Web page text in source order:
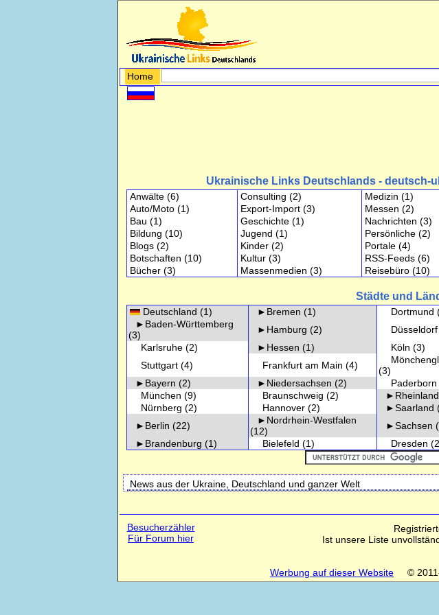
Home
Ukrainische Links Deutschlands - deutsch-
Anwälte (6) Consulting (2) Medizin (1)
Auto/Moto (1) Export-Import (3) Messen (2)
Bau (1) Geschichte (1) Nachrichten (3)
Bildung (10) Jugend (1) Persönliche (2)
Blogs (2) Kinder (2) Portale (4)
Botschaften (10) Kultur (3) RSS-Feeds (6)
Bücher (3) Massenmedien (3) Reisebüro (10)
Städte und
Deutschland (1) ►Bremen (1) Dortmund
►Baden-Württemberg
(3)
►Hamburg (2) Düsseldorf
Karlsruhe (2) ►Hessen (1) Köln (3)
Stuttgart (4) Frankfurt am Main (4)
(3)
►Bayern (2) ►Niedersachsen (2) Paderborn
München (9) Braunschweig (2)
Nürnberg (2) Hannover (2) ►Saarland
►Berlin (22)
►Nordrhein-Westfalen
(12)
►Sachsen
►Brandenburg (1) Bielefeld (1) Dresden
News aus der Ukraine, Deutschland und ganzer Welt
Besucherzähler
Für Forum hier
Ist unsere Liste
Werbung auf dieser Website © 2011-